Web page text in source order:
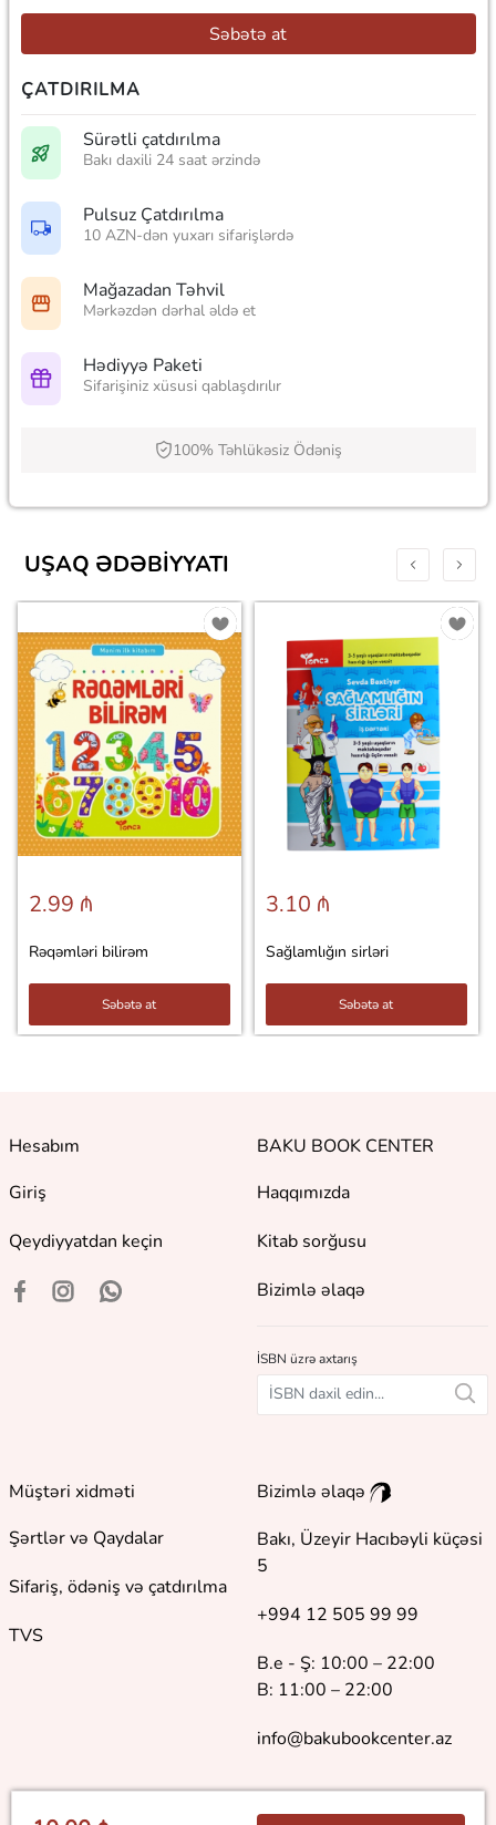
Səbətə at
ÇATDIRILMA
Sürətli çatdırılma
Bakı daxili 24 saat ərzində
Pulsuz Çatdırılma
10 AZN-dən yuxarı sifarişlərdə
Mağazadan Təhvil
Mərkəzdən dərhal əldə et
Hədiyyə Paketi
Sifarişiniz xüsusi qablaşdırılır
100% Təhlükəsiz Ödəniş
UŞAQ ƏDƏBIYYATI
2.99 ₼
Rəqəmləri bilirəm
Səbətə at
3.10 ₼
Sağlamlığın sirləri
Səbətə at
Hesabım
Giriş
Qeydiyyatdan keçin
BAKU BOOK CENTER
Haqqımızda
Kitab sorğusu
Bizimlə əlaqə
İSBN üzrə axtarış
Müştəri xidməti
Şərtlər və Qaydalar
Sifariş, ödəniş və çatdırılma
TVS
Bizimlə əlaqə
Bakı, Üzeyir Hacıbəyli küçəsi
5
+994 12 505 99 99
B.e - Ş: 10:00 – 22:00
B: 11:00 – 22:00
info@bakubookcenter.az